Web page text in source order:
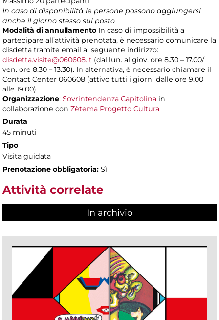
In caso di disponibilità le persone possono aggiungersi
anche il giorno stesso sul posto
Modalità di annullamento In caso di impossibilità a
partecipare all’attività prenotata, è necessario comunicare la
disdetta tramite email al seguente indirizzo:
disdetta.visite@060608.it (dal lun. al giov. ore 8.30 – 17.00/
ven. ore 8.30 – 13.30). In alternativa, è necessario chiamare il
Contact Center 060608 (attivo tutti i giorni dalle ore 9.00
alle 19.00).
Organizzazione: Sovrintendenza Capitolina in
collaborazione con Zètema Progetto Cultura
Durata
45 minuti
Tipo
Visita guidata
Prenotazione obbligatoria: Sì
Attività correlate
In archivio